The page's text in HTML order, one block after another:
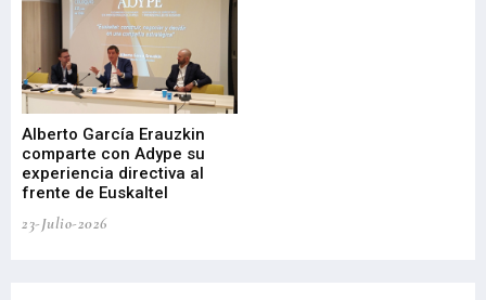
Alberto García Erauzkin
comparte con Adype su
experiencia directiva al
frente de Euskaltel
23-Julio-2026